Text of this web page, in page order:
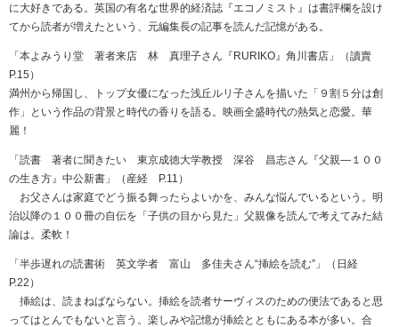
に大好きである。英国の有名な世界的経済誌『エコノミスト』は書評欄を設け
てから読者が増えたという、元編集長の記事を読んだ記憶がある。
「本よみうり堂 著者来店 林 真理子さん『RURIKO』角川書店」（讀賣
P.15）
満州から帰国し、トップ女優になった浅丘ルリ子さんを描いた「９割５分は創
作」という作品の背景と時代の香りを語る。映画全盛時代の熱気と恋愛。華
麗！
「読書 著者に聞きたい 東京成徳大学教授 深谷 昌志さん『父親―１００
の生き方』中公新書」（産経 P.11）
お父さんは家庭でどう振る舞ったらよいかを、みんな悩んでいるという。明
治以降の１００冊の自伝を「子供の目から見た」父親像を読んで考えてみた結
論は。柔軟！
「半歩遅れの読書術 英文学者 富山 多佳夫さん“挿絵を読む”」（日経
P.22）
挿絵は、読まねばならない。挿絵を読者サーヴィスのための便法であると思
ってはとんでもないと言う。楽しみや記憶が挿絵とともにある本が多い。合